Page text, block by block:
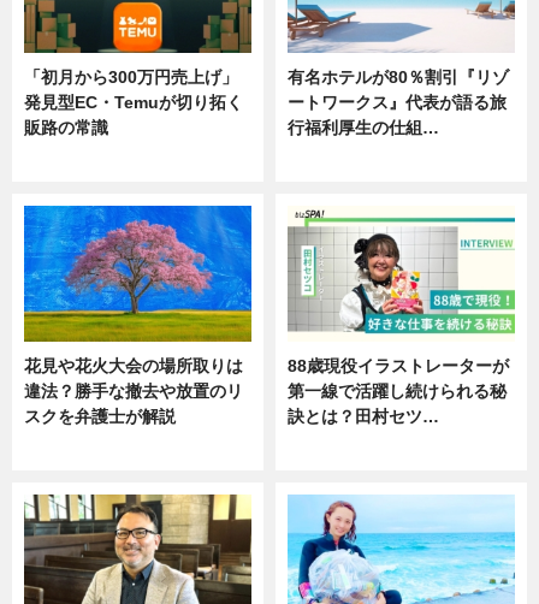
「初月から300万円売上げ」
発見型EC・Temuが切り拓く
販路の常識
有名ホテルが80％割引『リゾ
ートワークス』代表が語る旅
行福利厚生の仕組…
花見や花火大会の場所取りは
違法？勝手な撤去や放置のリ
スクを弁護士が解説
88歳現役イラストレーターが
第一線で活躍し続けられる秘
訣とは？田村セツ…